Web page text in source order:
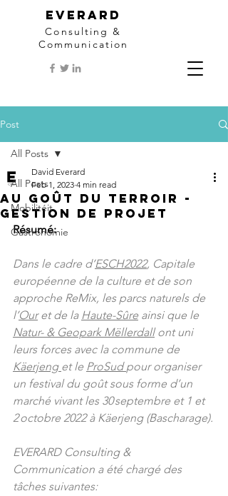
EVERARD
Consulting &
Communication
Post
All Posts
Mobilitéit
Gastronomie
All Posts
Au Goût du Terroir -
Gestion de projet
David Everard
Feb 1, 2023 4 min read
Résumé:
Dans le cadre d’ESCH2022, Capitale
européenne de la culture et de son
approche ReMix, les parcs naturels de
l’Our et de la Haute-Sûre ainsi que le
Natur- & Geopark Mëllerdall ont uni
leurs forces avec la commune de
Käerjeng et le ProSud pour organiser
un festival du goût sous forme d’un
marché vivant les 30 septembre et 1 et
2 octobre 2022 à Käerjeng (Bascharage).
EVERARD Consulting &
Communication a été chargé des
tâches suivantes: